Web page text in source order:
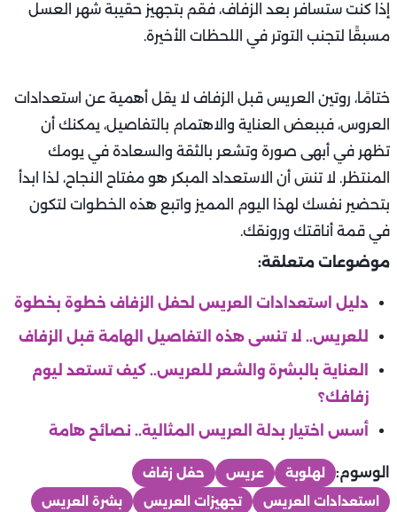
إذا كنت ستسافر بعد الزفاف، فقم بتجهيز حقيبة شهر العسل
مسبقًا لتجنب التوتر في اللحظات الأخيرة.
ختامًا، روتين العريس قبل الزفاف لا يقل أهمية عن استعدادات
العروس، فببعض العناية والاهتمام بالتفاصيل، يمكنك أن
تظهر في أبهى صورة وتشعر بالثقة والسعادة في يومك
المنتظر. لا تنسَ أن الاستعداد المبكر هو مفتاح النجاح، لذا ابدأ
بتحضير نفسك لهذا اليوم المميز واتبع هذه الخطوات لتكون
في قمة أناقتك ورونقك.
موضوعات متعلقة:
دليل استعدادات العريس لحفل الزفاف خطوة بخطوة
للعريس.. لا تنسى هذه التفاصيل الهامة قبل الزفاف
العناية بالبشرة والشعر للعريس.. كيف تستعد ليوم
زفافك؟
أسس اختيار بدلة العريس المثالية.. نصائح هامة
الوسوم: لهلوبة عريس
حفل زفاف
استعدادات العريس
تجهيزات العريس
بشرة العريس